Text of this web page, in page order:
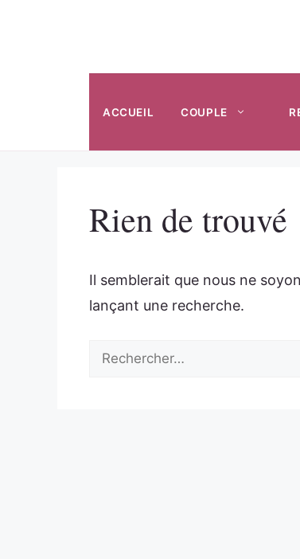
ACCUEIL COUPLE
Rien de trouvé
Il semblerait que nous ne
lançant une recherche.
Rechercher :